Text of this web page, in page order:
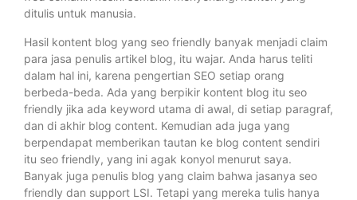
ditulis untuk manusia.
Hasil kontent blog yang seo friendly banyak menjadi claim
para jasa penulis artikel blog, itu wajar. Anda harus teliti
dalam hal ini, karena pengertian SEO setiap orang
berbeda-beda. Ada yang berpikir kontent blog itu seo
friendly jika ada keyword utama di awal, di setiap paragraf,
dan di akhir blog content. Kemudian ada juga yang
berpendapat memberikan tautan ke blog content sendiri
itu seo friendly, yang ini agak konyol menurut saya.
Banyak juga penulis blog yang claim bahwa jasanya seo
friendly dan support LSI. Tetapi yang mereka tulis hanya